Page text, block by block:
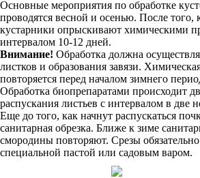
Основные мероприятия по обработке
проводятся весной и осенью. После того,
кустарники опрыскивают химическими
интервалом 10-12 дней.
Внимание! Обработка должна
листков и образования завязи.
повторяется перед началом зимнего
Обработка биопрепаратами происходит
распускания листьев с интервалом в две
Еще до того, как начнут распускаться
санитарная обрезка. Ближе к зиме
смородины повторяют. Срезы
специальной пастой или садовым варом.